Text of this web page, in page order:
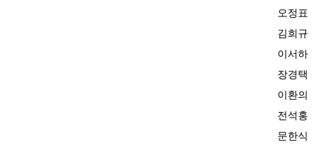
오정표
김희규
이서하
장경택
이환의
전석홍
문한식